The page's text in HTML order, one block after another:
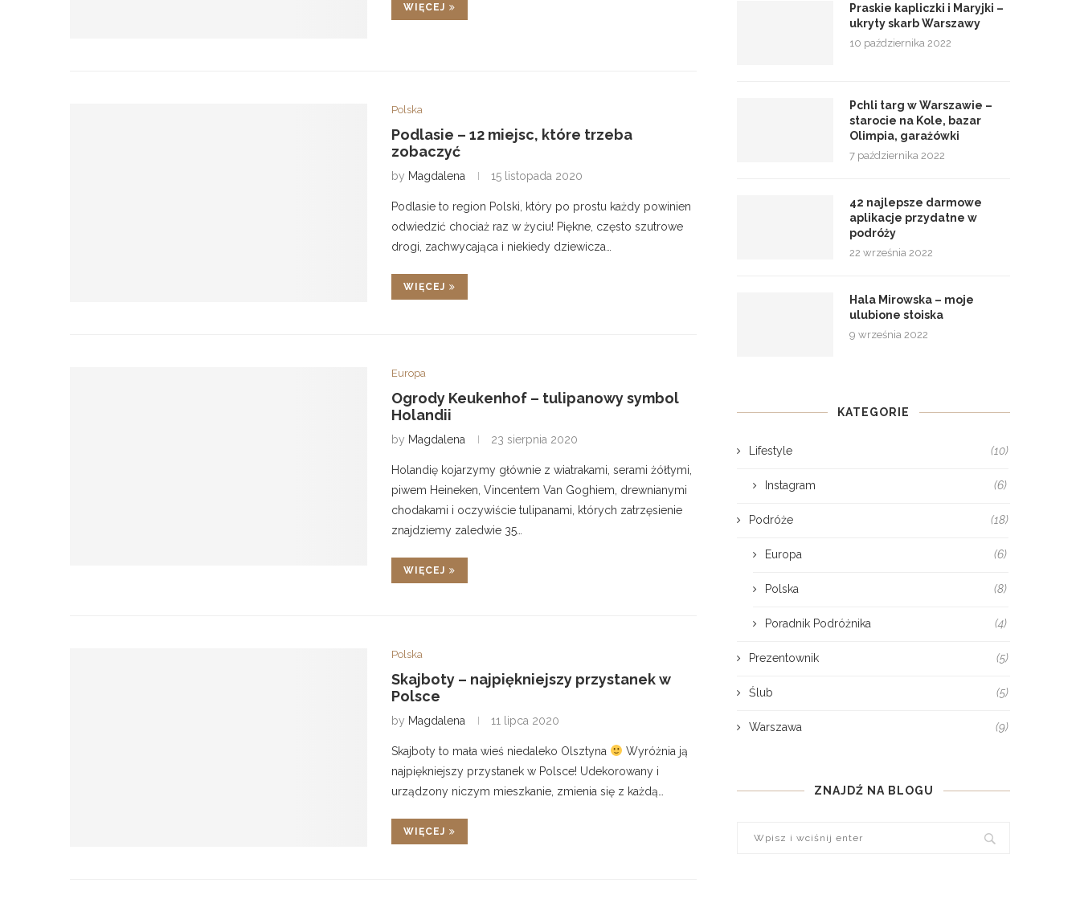
WIĘCEJ
Polska
Podlasie – 12 miejsc, które trzeba
zobaczyć
by Magdalena 15 listopada 2020
Podlasie to region Polski, który po prostu każdy powinien
odwiedzić chociaż raz w życiu! Piękne, często szutrowe
drogi, zachwycająca i niekiedy dziewicza…
WIĘCEJ
Europa
Ogrody Keukenhof – tulipanowy symbol
Holandii
by Magdalena 23 sierpnia 2020
Holandię kojarzymy głównie z wiatrakami, serami żółtymi,
piwem Heineken, Vincentem Van Goghiem, drewnianymi
chodakami i oczywiście tulipanami, których zatrzęsienie
znajdziemy zaledwie 35…
WIĘCEJ
Polska
Skajboty – najpiękniejszy przystanek w
Polsce
by Magdalena 11 lipca 2020
Skajboty to mała wieś niedaleko Olsztyna
Wyróżnia ją
najpiękniejszy przystanek w Polsce! Udekorowany i
urządzony niczym mieszkanie, zmienia się z każdą…
WIĘCEJ
Praskie kapliczki i Maryjki –
ukryty skarb Warszawy
10 października 2022
Pchli targ w Warszawie –
starocie na Kole, bazar
Olimpia, garażówki
7 października 2022
42 najlepsze darmowe
aplikacje przydatne w
podróży
22 września 2022
Hala Mirowska – moje
ulubione stoiska
9 września 2022
KATEGORIE
Lifestyle (10)
Instagram (6)
Podróże (18)
Europa (6)
Polska (8)
Poradnik Podróżnika (4)
Prezentownik (5)
Ślub (5)
Warszawa (9)
ZNAJDŹ NA BLOGU